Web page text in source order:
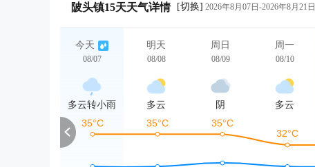
陂头镇15天天气详情 [切换] 2026年8月07日-2026年8月21日
今天
08/07
多云转小雨
明天
08/08
多云
周日
08/09
阴
周一
08/10
多云